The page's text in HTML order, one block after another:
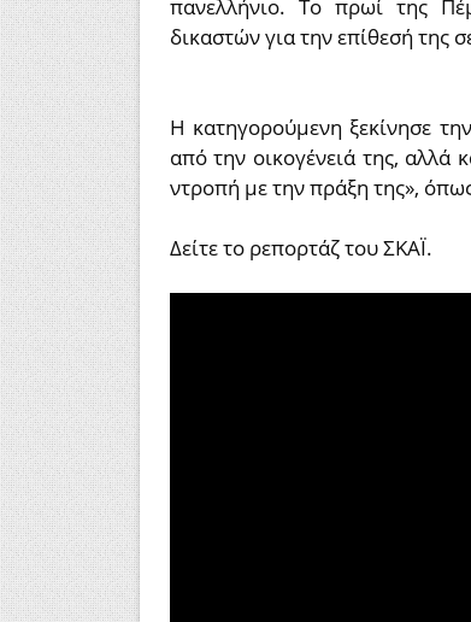
πανελλήνιο. Το πρωί της
δικαστών για την επίθεσή της
Η κατηγορούμενη ξεκίνησε
από την οικογένειά της, αλλά
ντροπή με την πράξη της»,
Δείτε το ρεπορτάζ του ΣΚΑΪ.